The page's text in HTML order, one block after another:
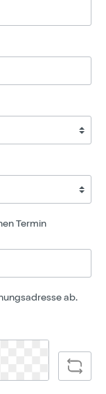
Termin
ab.